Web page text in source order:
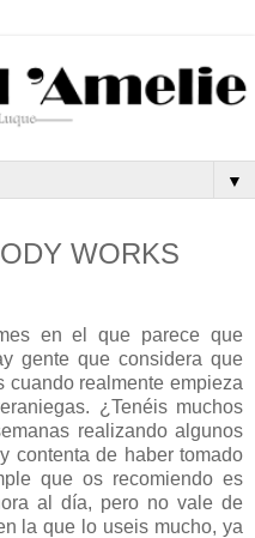
▼
WORKS
en el que parece que
gente que considera que
cuando realmente empieza
¿Tenéis muchos
realizando algunos
contenta de haber tomado
que os recomiendo es
al día, pero no vale de
la que lo useis mucho, ya